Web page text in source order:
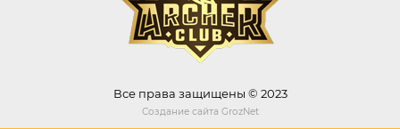
Все права защищены © 2023
Создание сайта GrozNet